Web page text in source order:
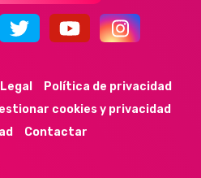
Política de privacidad
cookies y privacidad
Contactar